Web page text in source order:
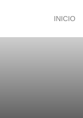
INICIO